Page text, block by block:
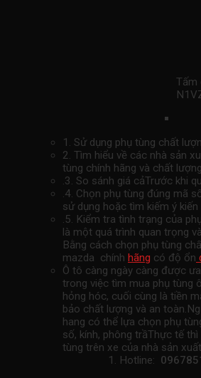
Tấm
1. Sử dụng phụ tùng chất
2. Tìm hiểu về các nhà sản
tùng chính hãng và chất
.3. So sánh giá cảTrước khi
.4. Chọn phụ tùng đúng mã
sử dụng hoặc tìm kiếm ý
.5. Kiểm tra tình trạng của
là một quá trình quan trọng
Bằng cách chọn phụ tùng
mazda chính hãng có độ ổn
Ô tô càng ngày càng được
trong việc tìm mua phụ tùng
hỏng hóc, cuối cùng là tiền
bảo chất lượng và an
hang có thể lựa chọn phụ
số, kính, phông trầThực tế
tùng trên xe của nhà sản
Hotline: